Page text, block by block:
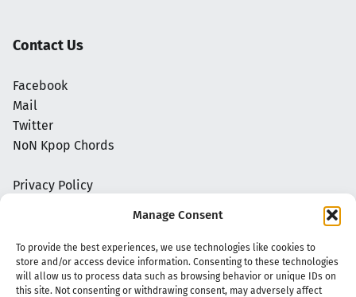
Manage Consent
To provide the best experiences, we use technologies like cookies to
store and/or access device information. Consenting to these technologies
will allow us to process data such as browsing behavior or unique IDs on
this site. Not consenting or withdrawing consent, may adversely affect
Contact Us
Facebook
Mail
Twitter
NoN Kpop Chords
Privacy Policy